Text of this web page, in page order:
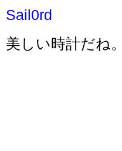
Sail0rd
美しい時計だね。